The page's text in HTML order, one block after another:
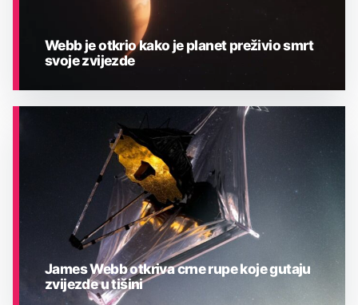
ASTRONOMIJA
Webb je otkrio kako je planet preživio smrt
svoje zvijezde
James Webb otkriva crne rupe koje gutaju
zvijezde u tišini